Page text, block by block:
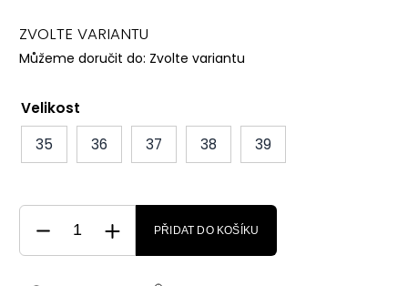
ZVOLTE VARIANTU
Můžeme doručit do: Zvolte variantu
Velikost
35
36 37 38 39
PŘIDAT DO KOŠÍKU